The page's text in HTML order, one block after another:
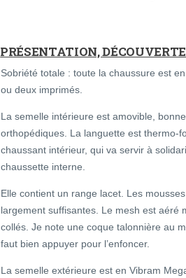
PRÉSENTATION,
Sobriété totale : toute la chaussure est
ou deux imprimés.
La semelle intérieure est amovible,
orthopédiques. La languette est thermo-
chaussant intérieur, qui va servir à
chaussette interne.
Elle contient un range lacet. Les
largement suffisantes. Le mesh est aéré
collés. Je note une coque talonnière au
faut bien appuyer pour l’enfoncer.
La semelle extérieure est en Vibram